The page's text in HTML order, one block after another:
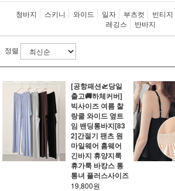
청바지 스키니 와이드 일자 부츠컷 빈티지
레깅스
반바지
정렬
[공항패션🛫당일
출고🚚하체커버]
빅사이즈 여름 찰
랑쿨 와이드 옆트
임 밴딩통바지[83
2]간절기 팬츠 원
마일웨어 홈웨어
긴바지 휴양지룩
휴가룩 바캉스 통
통녀 플러스사이즈
19,800원